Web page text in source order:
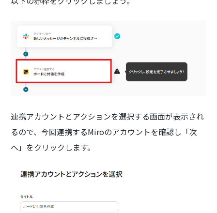
連携アカウントとアクションを選択する画面が表示され
るので、今回連携するMiroのアカウントを確認し「次
へ」をクリックします。